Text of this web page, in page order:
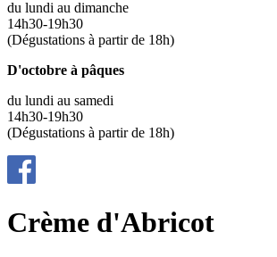
du lundi au dimanche
14h30-19h30
(Dégustations à partir de 18h)
D'octobre à pâques
du lundi au samedi
14h30-19h30
(Dégustations à partir de 18h)
Crème d'Abricot